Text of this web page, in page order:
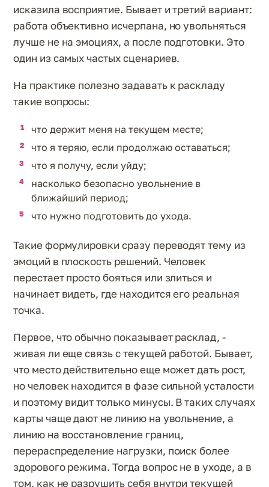
исказила восприятие. Бывает и третий вариант:
работа объективно исчерпана, но увольняться
лучше не на эмоциях, а после подготовки. Это
один из самых частых сценариев.
На практике полезно задавать к раскладу
такие вопросы:
что держит меня на текущем месте;
что я теряю, если продолжаю оставаться;
что я получу, если уйду;
насколько безопасно увольнение в
ближайший период;
что нужно подготовить до ухода.
Такие формулировки сразу переводят тему из
эмоций в плоскость решений. Человек
перестает просто бояться или злиться и
начинает видеть, где находится его реальная
точка.
Первое, что обычно показывает расклад, -
живая ли еще связь с текущей работой. Бывает,
что место действительно еще может дать рост,
но человек находится в фазе сильной усталости
и поэтому видит только минусы. В таких случаях
карты чаще дают не линию на увольнение, а
линию на восстановление границ,
перераспределение нагрузки, поиск более
здорового режима. Тогда вопрос не в уходе, а в
том, как не разрушить себя внутри текущей